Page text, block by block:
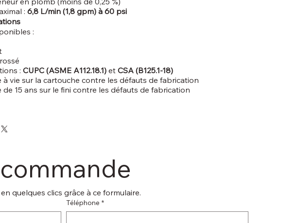
: 6,8 L/min (1,8 gpm) à 60 psi
:
: CUPC (ASME A112.18.1) et CSA (B125.1-18)
à vie sur la cartouche contre les défauts de fabrication
de 15 ans sur le fini contre les défauts de fabrication
quelques clics grâce à ce formulaire.
Téléphone *